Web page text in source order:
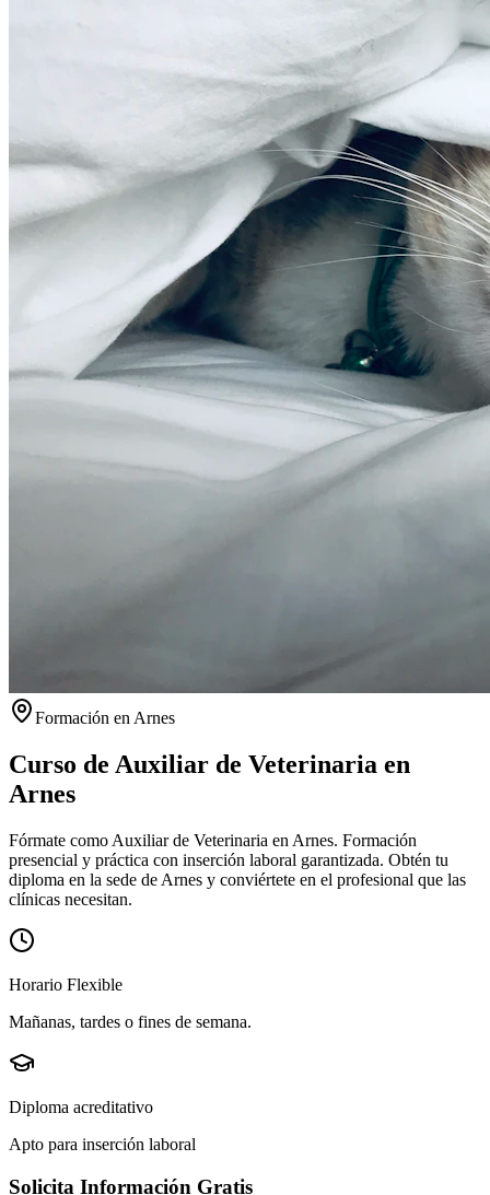
Formación en Arnes
Curso de Auxiliar de Veterinaria en
Arnes
Fórmate como Auxiliar de Veterinaria en Arnes. Formación
presencial y práctica con inserción laboral garantizada. Obtén tu
diploma en la sede de Arnes y conviértete en el profesional que las
clínicas necesitan.
Horario Flexible
Mañanas, tardes o fines de semana.
Diploma acreditativo
Apto para inserción laboral
Solicita Información Gratis